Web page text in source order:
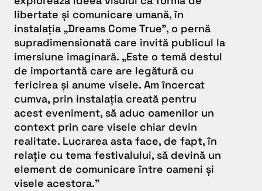
libertate și comunicare umană, în
instalația „Dreams Come True”, o pernă
supradimensionată care invită publicul la
imersiune imaginară. „Este o temă destul
de importantă care are legătură cu
fericirea și anume visele. Am încercat
cumva, prin instalația creată pentru
acest eveniment, să aduc oamenilor un
context prin care visele chiar devin
realitate. Lucrarea asta face, de fapt, în
relație cu tema festivalului, să devină un
element de comunicare între oameni și
visele acestora.”